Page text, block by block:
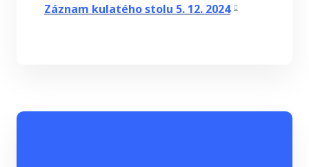
Záznam kulatého stolu 5. 12. 2024